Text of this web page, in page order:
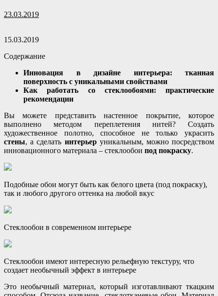
23.03.2019
15.03.2019
Содержание
Инновация в дизайне интерьера: тканная
поверхность с уникальными свойствами
Как работать со стеклообоями: практические
рекомендации
Вы можете представить настенное покрытие, которое
выполнено методом переплетения нитей? Создать
художественное полотно, способное не только украсить
стены, а сделать интерьеруникальным, можно посредством
инновационного материала – стеклообои под покраску.
Подобные обои могут быть как белого цвета (под покраску),
так и любого другого оттенка на любой вкус
Стеклообои в современном интерьере
Стеклообои имеют интересную рельефную текстуру, что
создает необычный эффект в интерьере
Это необычный материал, который изготавливают ткацким